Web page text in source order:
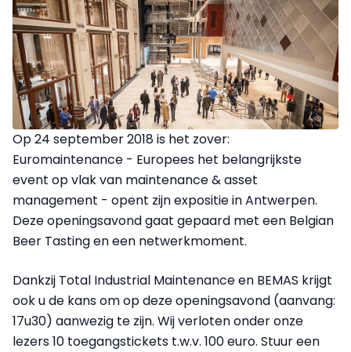
Op 24 september 2018 is het zover:
Euromaintenance - Europees het belangrijkste
event op vlak van maintenance & asset
management - opent zijn expositie in Antwerpen.
Deze openingsavond gaat gepaard met een Belgian
Beer Tasting en een netwerkmoment.
Dankzij Total Industrial Maintenance en BEMAS krijgt
ook u de kans om op deze openingsavond (aanvang:
17u30) aanwezig te zijn. Wij verloten onder onze
lezers 10 toegangstickets t.w.v. 100 euro. Stuur een